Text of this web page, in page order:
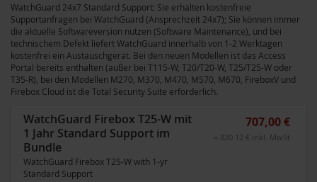
WatchGuard 24x7 Standard Support: Sie erhalten kostenfreie
Supportanfragen bei WatchGuard (Ansprechzeit 24x7); Sie können immer
die aktuelle Softwareversion nutzen (Software Maintenance), und bei
technischem Defekt liefert WatchGuard innerhalb von 1-2 Werktagen
kostenfrei ein Austauschgerät. Bei den neuen Modellen ist das Access
Portal bereits enthalten (außer bei T115-W, T20/T20-W, T25/T25-W oder
T35-R), bei den Modellen M270, M370, M470, M570, M670, FireboxV und
Firebox Cloud ist die Total Security Suite erforderlich.
WatchGuard Firebox T25-W mit
1 Jahr Standard Support im
Bundle
WatchGuard Firebox T25-W with 1-yr
Standard Support
707,00 €
= 820.12 € inkl. MwSt